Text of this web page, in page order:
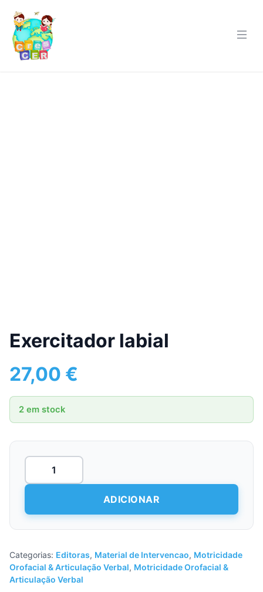
Exercitador labial
27,00 €
2 em stock
Quantidade
Exercitador
ADICIONAR
Categorias: Editoras, Material de Intervencao, Motricidade
Orofacial & Articulação Verbal, Motricidade Orofacial &
Articulação Verbal